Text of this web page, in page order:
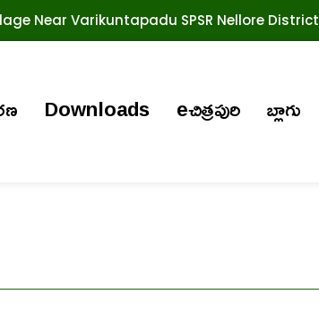
Near Varikuntapadu SPSR Nellore District
Downloads eచిత్రపురి బ్లాగు